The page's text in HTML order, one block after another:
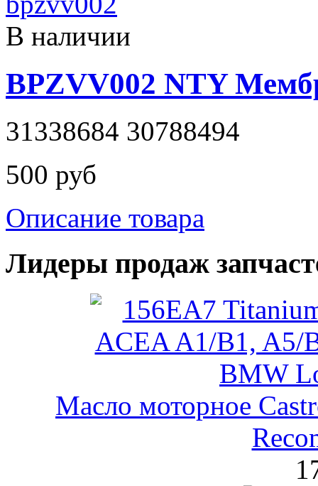
В наличии
BPZVV002 NTY
31338684 30788494
500 руб
Описание товара
Лидеры продаж
Масло моторное